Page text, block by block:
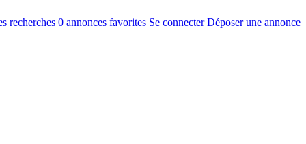
recherches 0 annonces favorites Se connecter Déposer une annonce